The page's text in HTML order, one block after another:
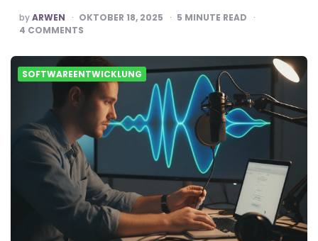
POSTED
BY
byARWEN OKTOBER 18, 2025 5 MINUTE READ
4 COMMENTS
SOFTWAREENTWICKLUNG